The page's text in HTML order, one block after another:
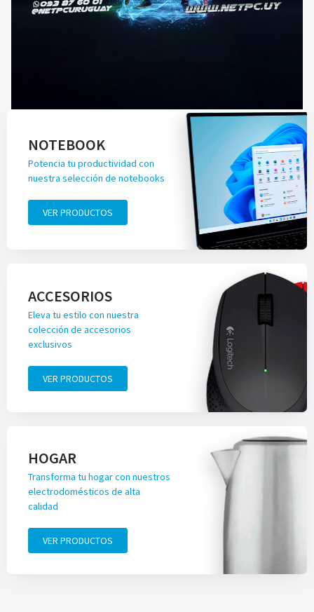
NOTEBOOK
Potencia tu productividad con
nuestra selección de notebooks
VER PRODUCTOS
ACCESORIOS
Eleva tu estilo con nuestra
colección de accesorios
exclusivos
VER PRODUCTOS
HOGAR
Transforma tu hogar con nuestros
electrodomésticos de alta
calidad
VER PRODUCTOS